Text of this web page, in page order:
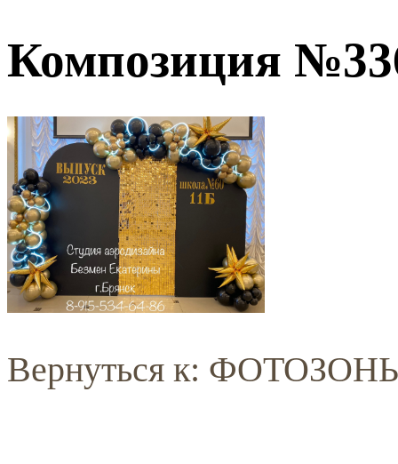
Композиция
Вернуться к: